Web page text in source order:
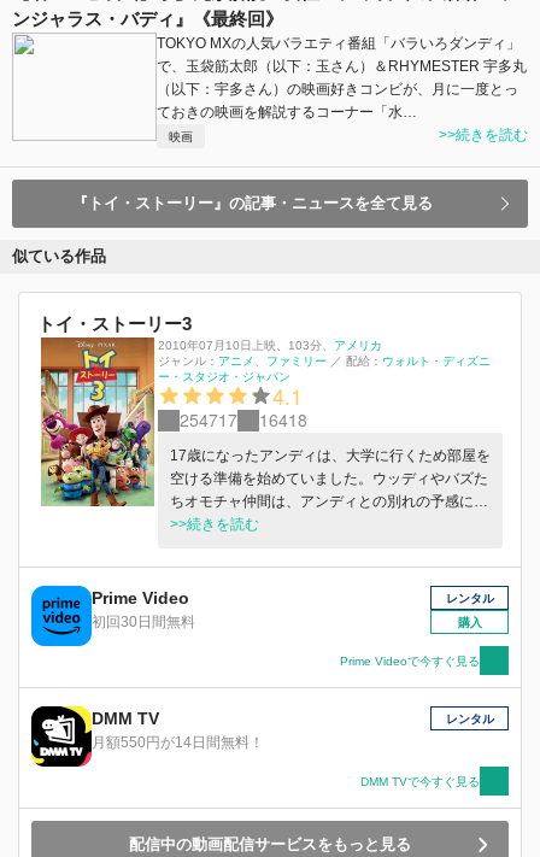
ンジャラス・バディ』《最終回》
TOKYO MXの人気バラエティ番組「バラいろダンディ」
で、玉袋筋太郎（以下：玉さん）＆RHYMESTER 宇多丸
（以下：宇多さん）の映画好きコンビが、月に一度とっ
ておきの映画を解説するコーナー「水…
映画 >>続きを読む
『トイ・ストーリー』の記事・ニュースを全て見る
似ている作品
トイ・ストーリー3
2010年07月10日上映、 103分、 アメリカ
ジャンル： アニメ ファミリー ／ 配給： ウォルト・ディズニ
ー・スタジオ・ジャパン
4.1
254717 16418
17歳になったアンディは、大学に行くため部屋を
空ける準備を始めていました。ウッディやバズた
ちオモチャ仲間は、アンディとの別れの予感に戸
惑うばかり。そんなある日、ウッディたちは手違
そこに暮らすたくさんのオモチャたちに歓迎され
て喜ぶバズたちは、アンディの元へ帰ろうと訴え
るウッディには耳を貸しません。たったひとり脱
出したウッディでしたが、仲間たちに危険が迫っ
ていることを知り、救出に戻るのですが・・・。
ウッディたちを待ち受けていた、“思いもよらぬ
>>続きを読む
Prime Video
初回30日間無料
レンタル
購入
Prime Videoで今すぐ見る
DMM TV
月額550円が14日間無料！
レンタル
DMM TVで今すぐ見る
配信中の動画配信サービスをもっと見る